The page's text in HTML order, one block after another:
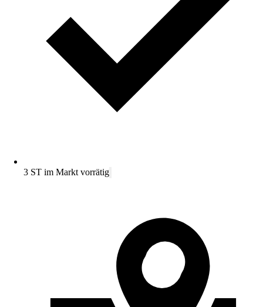
3 ST im Markt vorrätig